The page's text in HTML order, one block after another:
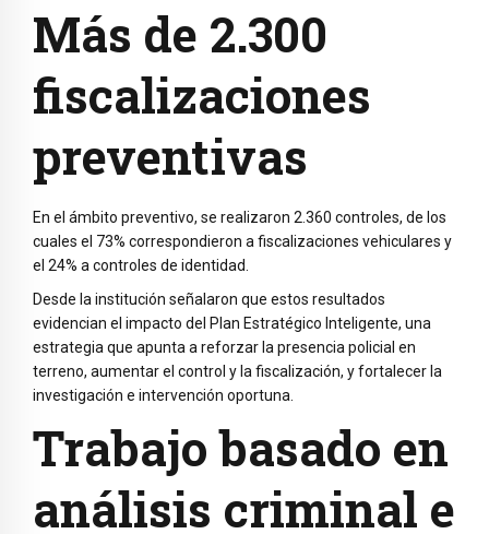
Más de 2.300
fiscalizaciones
preventivas
En el ámbito preventivo, se realizaron 2.360 controles, de los
cuales el 73% correspondieron a fiscalizaciones vehiculares y
el 24% a controles de identidad.
Desde la institución señalaron que estos resultados
evidencian el impacto del Plan Estratégico Inteligente, una
estrategia que apunta a reforzar la presencia policial en
terreno, aumentar el control y la fiscalización, y fortalecer la
investigación e intervención oportuna.
Trabajo basado en
análisis criminal e